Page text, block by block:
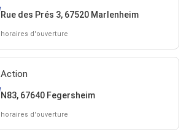
Rue des Prés 3, 67520 Marlenheim
horaires d'ouverture
Action
N83, 67640 Fegersheim
horaires d'ouverture